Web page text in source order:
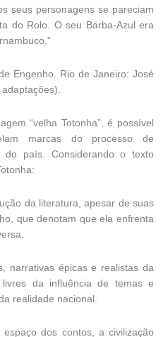
seus personagens se pareciam
do Rolo. O seu Barba-Azul era
Engenho. Rio de Janeiro: José
“velha Totonha”, é possível
marcas do processo de
do país. Considerando o texto
da literatura, apesar de suas
que denotam que ela enfrenta
narrativas épicas e realistas da
da influência de temas e
realidade nacional.
dos contos, a civilização